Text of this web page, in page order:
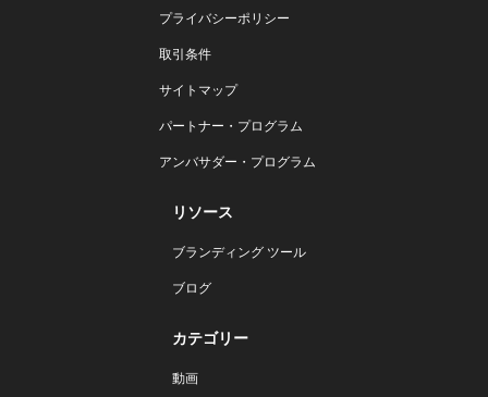
プライバシーポリシー
取引条件
サイトマップ
パートナー・プログラム
アンバサダー・プログラム
リソース
ブランディング ツール
ブログ
カテゴリー
動画